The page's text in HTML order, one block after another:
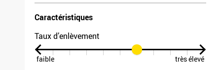
Caractéristiques
Taux d’enlèvement
faible très élevé